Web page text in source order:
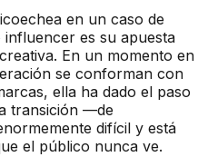
en un caso de
es su apuesta
En un momento en
se conforman con
ella ha dado el paso
transición —de
difícil y está
el público nunca ve.